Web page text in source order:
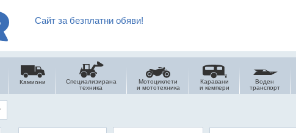
Сайт за безплатни обяви!
Камиони
Специализирана
техника
Мотоциклети
и мототехника
Каравани
и кемпери
Воден
транспорт